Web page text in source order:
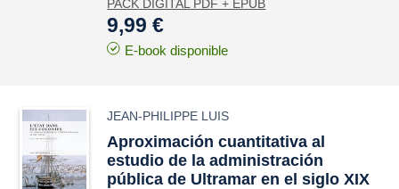
PACK DIGITAL PDF + EPUB
9,99 €
E-book disponible
JEAN-PHILIPPE LUIS
Aproximación cuantitativa al
estudio de la administración
pública de Ultramar en el siglo XIX